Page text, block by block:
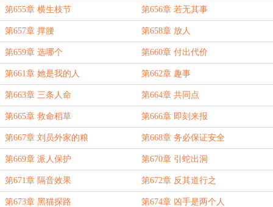
第655章 横生枝节 第656章 若无其事
第657章 撑腰 第658章 放人
第659章 选哪个 第660章 付出代价
第661章 她是我的人 第662章 趣事
第663章 三条人命 第664章 共同点
第665章 救命稻草 第666章 即刻来报
第667章 刘员外家的粮 第668章 务必保证安全
第669章 派人保护 第670章 引蛇出洞
第671章 隔音效果 第672章 反其道行之
第673章 黑猫探路 第674章 凶手是两个人